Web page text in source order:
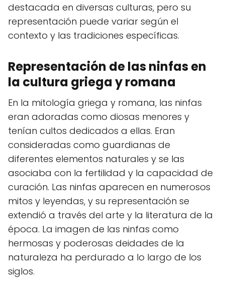
destacada en diversas culturas, pero su
representación puede variar según el
contexto y las tradiciones específicas.
Representación de las ninfas en
la cultura griega y romana
En la mitología griega y romana, las ninfas
eran adoradas como diosas menores y
tenían cultos dedicados a ellas. Eran
consideradas como guardianas de
diferentes elementos naturales y se las
asociaba con la fertilidad y la capacidad de
curación. Las ninfas aparecen en numerosos
mitos y leyendas, y su representación se
extendió a través del arte y la literatura de la
época. La imagen de las ninfas como
hermosas y poderosas deidades de la
naturaleza ha perdurado a lo largo de los
siglos.